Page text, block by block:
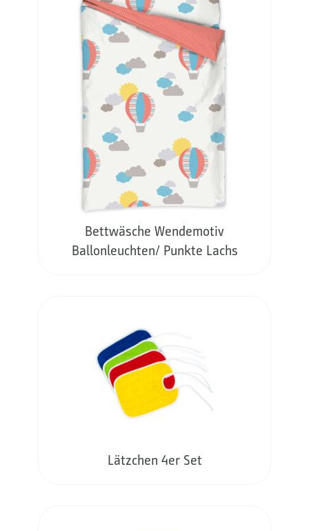
Bettwäsche Wendemotiv
Ballonleuchten/ Punkte Lachs
Lätzchen 4er Set